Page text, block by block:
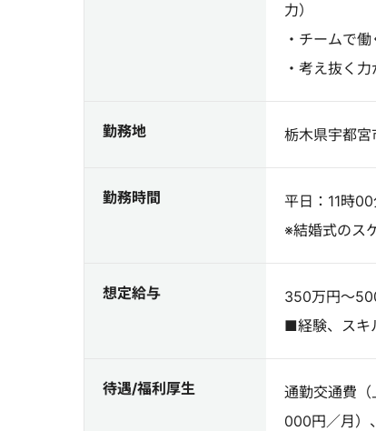
力）
・チームで
・考え抜く
勤務地 栃木県宇都
勤務時間
平日：11時
※結婚式のス
想定給与
350万円～
■経験、スキ
待遇/福利厚生
通勤交通費（
000円／月）